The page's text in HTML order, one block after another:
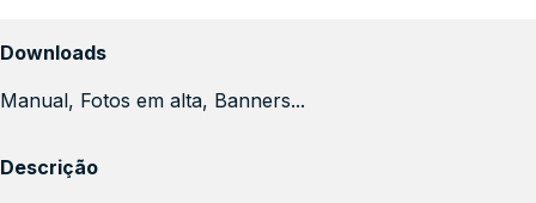
Downloads
Manual, Fotos em alta, Banners...
Descrição